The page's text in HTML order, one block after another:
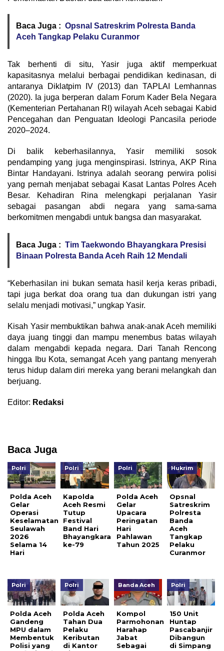
Baca Juga : Opsnal Satreskrim Polresta Banda
Aceh Tangkap Pelaku Curanmor
Tak berhenti di situ, Yasir juga aktif memperkuat
kapasitasnya melalui berbagai pendidikan kedinasan, di
antaranya Diklatpim IV (2013) dan TAPLAI Lemhannas
(2020). Ia juga berperan dalam Forum Kader Bela Negara
(Kementerian Pertahanan RI) wilayah Aceh sebagai Kabid
Pencegahan dan Penguatan Ideologi Pancasila periode
2020–2024.
Di balik keberhasilannya, Yasir memiliki sosok
pendamping yang juga menginspirasi. Istrinya, AKP Rina
Bintar Handayani. Istrinya adalah seorang perwira polisi
yang pernah menjabat sebagai Kasat Lantas Polres Aceh
Besar. Kehadiran Rina melengkapi perjalanan Yasir
sebagai pasangan abdi negara yang sama-sama
berkomitmen mengabdi untuk bangsa dan masyarakat.
Baca Juga : Tim Taekwondo Bhayangkara Presisi
Binaan Polresta Banda Aceh Raih 12 Mendali
“Keberhasilan ini bukan semata hasil kerja keras pribadi,
tapi juga berkat doa orang tua dan dukungan istri yang
selalu menjadi motivasi,” ungkap Yasir.
Kisah Yasir membuktikan bahwa anak-anak Aceh memiliki
daya juang tinggi dan mampu menembus batas wilayah
dalam mengabdi kepada negara. Dari Tanah Rencong
hingga Ibu Kota, semangat Aceh yang pantang menyerah
terus hidup dalam diri mereka yang berani melangkah dan
berjuang.
Editor: Redaksi
Baca Juga
Polri
Polda Aceh
Gelar
Operasi
Keselamatan
Seulawah
2026
Selama 14
Hari
Polri
Kapolda
Aceh Resmi
Tutup
Festival
Band Hari
Bhayangkara
ke-79
Polri
Polda Aceh
Gelar
Upacara
Peringatan
Hari
Pahlawan
Tahun 2025
Hukrim
Opsnal
Satreskrim
Polresta
Banda
Aceh
Tangkap
Pelaku
Curanmor
Polri
Polda Aceh
Gandeng
MPU dalam
Membentuk
Polisi yang
Polri
Polda Aceh
Tahan Dua
Pelaku
Keributan
di Kantor
Banda Aceh
Kompol
Parmohonan
Harahap
Jabat
Sebagai
Polri
150 Unit
Huntap
Pascabanjir
Dibangun
di Simpang